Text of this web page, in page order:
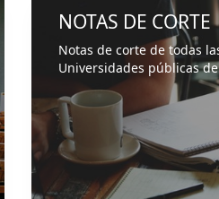
NOTAS DE CORTE
Notas de corte de todas
Universidades públicas